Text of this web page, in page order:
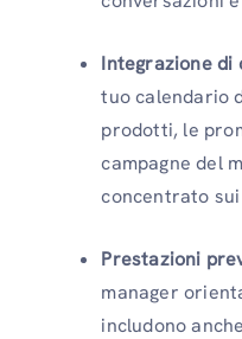
Integrazione di
tuo calendario
prodotti, le
campagne del
concentrato
Prestazioni
manager
includono